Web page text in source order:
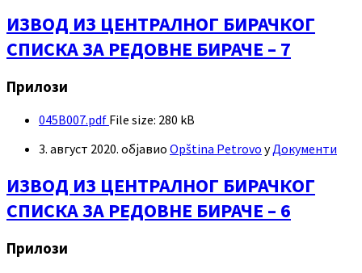
ИЗВОД ИЗ ЦЕНТРАЛНОГ БИРАЧКОГ
СПИСКА ЗА РЕДОВНЕ БИРАЧЕ – 7
Прилози
045B007.pdf File size: 280 kB
3. август 2020. објавио Opština Petrovo уДокументи
ИЗВОД ИЗ ЦЕНТРАЛНОГ БИРАЧКОГ
СПИСКА ЗА РЕДОВНЕ БИРАЧЕ – 6
Прилози